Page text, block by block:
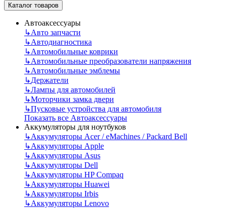
Каталог товаров
Автоаксессуары
↳Авто запчасти
↳Автодиагностика
↳Автомобильные коврики
↳Автомобильные преобразователи напряжения
↳Автомобильные эмблемы
↳Держатели
↳Лампы для автомобилей
↳Моторчики замка двери
↳Пусковые устройства для автомобиля
Показать все Автоаксессуары
Аккумуляторы для ноутбуков
↳Аккумуляторы Acer / eMachines / Packard Bell
↳Аккумуляторы Apple
↳Аккумуляторы Asus
↳Аккумуляторы Dell
↳Аккумуляторы HP Compaq
↳Аккумуляторы Huawei
↳Аккумуляторы Irbis
↳Аккумуляторы Lenovo